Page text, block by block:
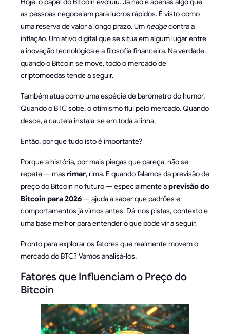
as pessoas negoceiam para lucros rápidos. É visto como
uma reserva de valor a longo prazo. Um hedgecontra a
inflação. Um ativo digital que se situa em algum lugar entre
a inovação tecnológica e a filosofia financeira. Na verdade,
quando o Bitcoin se move, todo o mercado de
criptomoedas tende a seguir.
Também atua como uma espécie de barómetro do humor.
Quando o BTC sobe, o otimismo flui pelo mercado. Quando
desce, a cautela instala-se em toda a linha.
Então, por que tudo isto é importante?
Porque a história, por mais piegas que pareça, não se
repete — mas rimar, rima. E quando falamos da previsão de
preço do Bitcoin no futuro — especialmente aprevisão do
Bitcoin para 2026— ajuda a saber que padrões e
comportamentos já vimos antes. Dá-nos pistas, contexto e
uma base melhor para entender o que pode vir a seguir.
Pronto para explorar os fatores que realmente movem o
mercado do BTC? Vamos analisá-los.
Fatores que Influenciam o Preço do
Bitcoin